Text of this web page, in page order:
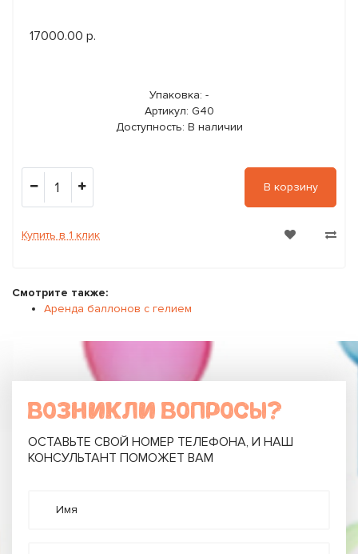
17000.00 р.
Упаковка: -
Артикул: G40
Доступность: В наличии
1 В корзину
Купить в 1 клик
Смотрите также:
Аренда баллонов с гелием
ВОЗНИКЛИ ВОПРОСЫ?
ОСТАВЬТЕ СВОЙ НОМЕР ТЕЛЕФОНА, И НАШ
КОНСУЛЬТАНТ ПОМОЖЕТ ВАМ
Имя